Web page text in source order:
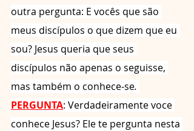
outra pergunta: E vocês que são
meus discípulos o que dizem que eu
sou? Jesus queria que seus
discípulos não apenas o seguisse,
mas também o conhece-se.
PERGUNTA: Verdadeiramente voce
conhece Jesus? Ele te pergunta nesta